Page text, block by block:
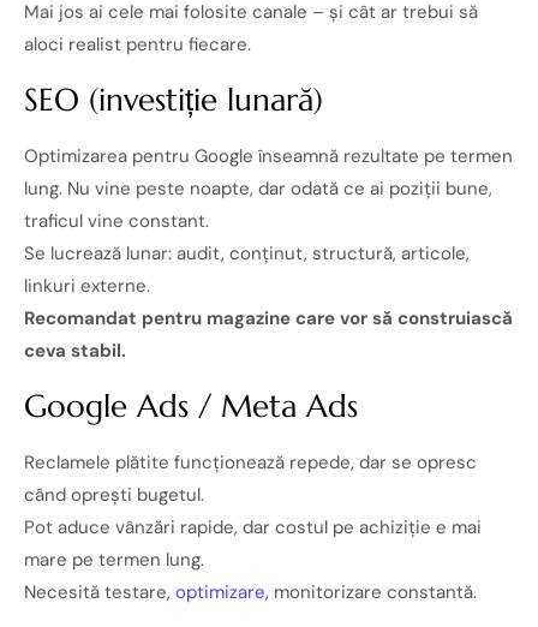
Mai jos ai cele mai folosite canale – și cât ar trebui să
aloci realist pentru fiecare.
SEO (investiție lunară)
Optimizarea pentru Google înseamnă rezultate pe termen
lung. Nu vine peste noapte, dar odată ce ai poziții bune,
traficul vine constant.
Se lucrează lunar: audit, conținut, structură, articole,
linkuri externe.
Recomandat pentru magazine care vor să construiască
ceva stabil.
Google Ads / Meta Ads
Reclamele plătite funcționează repede, dar se opresc
când oprești bugetul.
Pot aduce vânzări rapide, dar costul pe achiziție e mai
mare pe termen lung.
Necesită testare, optimizare, monitorizare constantă.